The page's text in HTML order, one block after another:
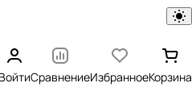
ВойтиСравнениеИзбранноеКорзина